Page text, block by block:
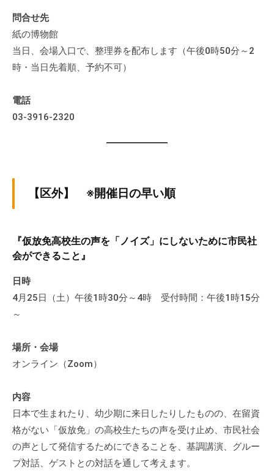
問合せ先
紙の博物館
当日、会場入口で、整理券を配布します（午後0時50分～2
時・当日先着順、予約不可）
電話
03-3916-2320
【区外】 ※開催日の早い順
『仮放免高校生の声を「ノイズ」にしないために市民社
会ができること』
日時
4月25日（土）午後1時30分～4時 受付時間：午後1時15分
～
場所・会場
オンライン（Zoom）
内容
日本で生まれたり、幼少期に来日したりしたものの、在留資
格がない「仮放免」の高校生たちの声を受け止め、市民社会
の声として発信するためにできることを、基調講演、グルー
プ対話、ゲストとの対話を通して考えます。